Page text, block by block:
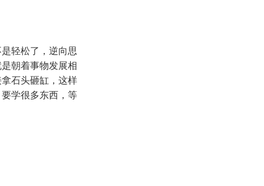
轻松了，逆向思
朝着事物发展相
石头砸缸，这样
学很多东西，等